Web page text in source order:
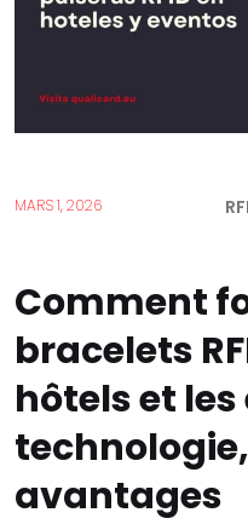
MARS 1, 2026
Comment
bracelets
hôtels et
avantages